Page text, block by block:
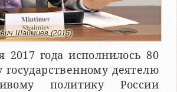
Шаймиев (2015)
2017 года исполнилось 80
деятелю
политику России